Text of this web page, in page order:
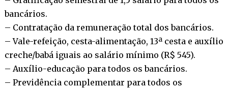
bancários.
– Contratação da remuneração total dos bancários.
– Vale-refeição, cesta-alimentação, 13ª cesta e auxílio
creche/babá iguais ao salário mínimo (R$ 545).
– Auxílio-educação para todos os bancários.
– Previdência complementar para todos os